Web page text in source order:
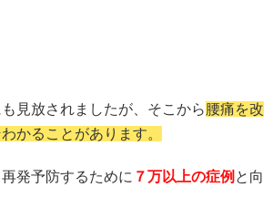
見放されましたが、そこから腰痛を改
かることがあります。
発予防するために ７万以上の症例 と向